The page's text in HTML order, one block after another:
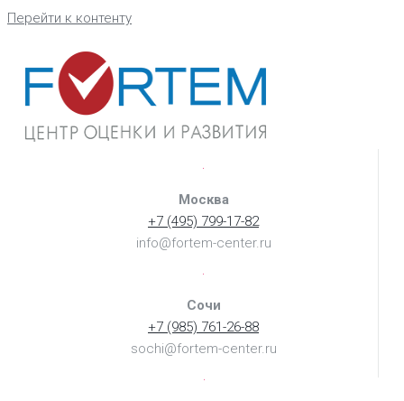
Перейти к контенту
Москва
+7 (495) 799-17-82
info@fortem-center.ru
Сочи
+7 (985) 761-26-88
sochi@fortem-center.ru